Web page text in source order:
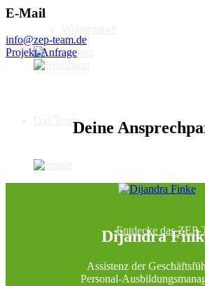
Das Team
Entdecke das ZEP-
E-Mail
info@zep-team.de
Projekt-Anfrage
Deine
Dijandra
Assistenz der
Personal-